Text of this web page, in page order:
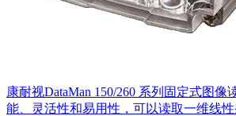
康耐视DataMan 150/260 系列固定式图像
能、灵活性和易用性，可以读取一维线